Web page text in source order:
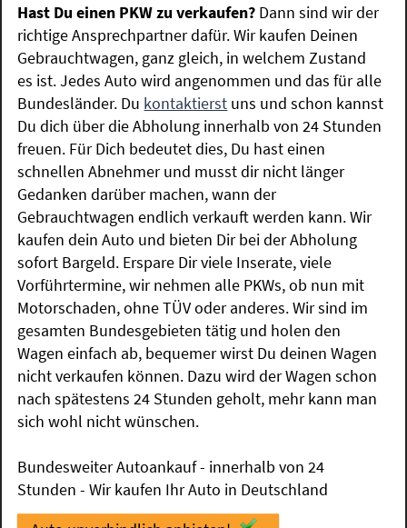
Hast Du einen PKW zu verkaufen? Dann sind wir der
richtige Ansprechpartner dafür. Wir kaufen Deinen
Gebrauchtwagen, ganz gleich, in welchem Zustand
es ist. Jedes Auto wird angenommen und das für alle
Bundesländer. Du kontaktierst uns und schon kannst
Du dich über die Abholung innerhalb von 24 Stunden
freuen. Für Dich bedeutet dies, Du hast einen
schnellen Abnehmer und musst dir nicht länger
Gedanken darüber machen, wann der
Gebrauchtwagen endlich verkauft werden kann. Wir
kaufen dein Auto und bieten Dir bei der Abholung
sofort Bargeld. Erspare Dir viele Inserate, viele
Vorführtermine, wir nehmen alle PKWs, ob nun mit
Motorschaden, ohne TÜV oder anderes. Wir sind im
gesamten Bundesgebieten tätig und holen den
Wagen einfach ab, bequemer wirst Du deinen Wagen
nicht verkaufen können. Dazu wird der Wagen schon
nach spätestens 24 Stunden geholt, mehr kann man
sich wohl nicht wünschen.
Bundesweiter Autoankauf - innerhalb von 24
Stunden - Wir kaufen Ihr Auto in Deutschland